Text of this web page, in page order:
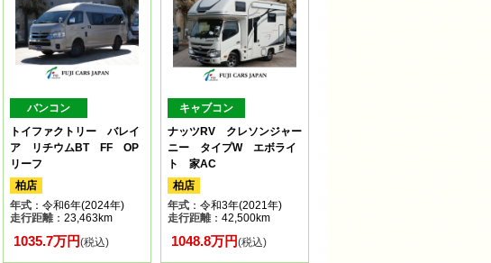
バンコン
トイファクトリー バレイ
ア リチウムBT FF OP
リーフ
柏店
年式：令和6年(2024年)
走行距離：23,463km
1035.7万円(税込)
キャブコン
ナッツRV クレソンジャー
ニー タイプW エボライ
ト 家AC
柏店
年式：令和3年(2021年)
走行距離：42,500km
1048.8万円(税込)